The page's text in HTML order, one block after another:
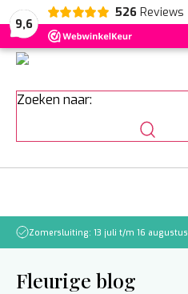
9,6
526 Reviews
NL EN DE
Zoeken naar:
Zomersluiting: 13 juli t/m 16 augustus
Fleurige blog